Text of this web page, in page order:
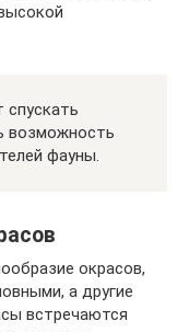
спускать
возможность
фауны.
окрасов,
а другие
встречаются